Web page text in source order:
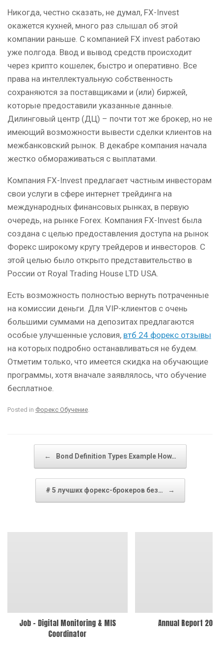
Никогда, честно сказать, не думал, FX-Invest
окажется кухней, много раз слышал об этой
компании раньше. С компанией FX invest работаю
уже полгода. Ввод и вывод средств происходит
через крипто кошелек, быстро и оперативно. Все
права на интеллектуальную собственность
сохраняются за поставщиками и (или) биржей,
которые предоставили указанные данные.
Дилинговый центр (ДЦ) – почти тот же брокер, но не
имеющий возможности вывести сделки клиентов на
межбанковский рынок. В декабре компания начала
жестко обмораживаться с выплатами.
Компания FX-Invest предлагает частным инвесторам
свои услуги в сфере интернет трейдинга на
международных финансовых рынках, в первую
очередь, на рынке Forex. Компания FX-Invest была
создана с целью предоставления доступа на рынок
Форекс широкому кругу трейдеров и инвесторов. С
этой целью было открыто представительство в
России от Royal Trading House LTD USA.
Есть возможность полностью вернуть потраченные
на комиссии деньги. Для VIP-клиентов с очень
большими суммами на депозитах предлагаются
особые улучшенные условия, втб 24 форекс отзывы
на которых подробно останавливаться не будем.
Отметим только, что имеется скидка на обучающие
программы, хотя вначале заявлялось, что обучение
бесплатное.
Posted in Форекс Обучение
Post navigation
← Bond Definition Types Example How…
# 5 лучших форекс-брокеров без… →
Job – Digital Monitoring & MIS
Coordinator
Annual Report